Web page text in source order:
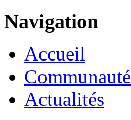
Navigation
Accueil
Communauté
Actualités